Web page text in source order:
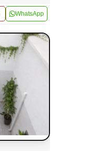
WhatsApp